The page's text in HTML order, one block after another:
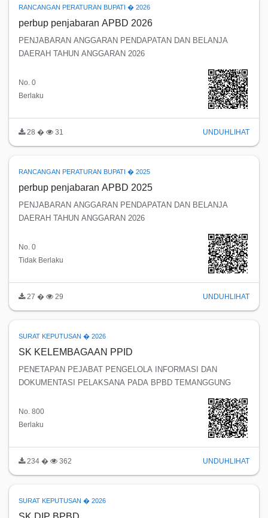
RANCANGAN PERATURAN BUPATI � 2026
perbup penjabaran APBD 2026
PENJABARAN ANGGARAN PENDAPATAN DAN BELANJA
DAERAH TAHUN ANGGARAN 2026
No. 0
Berlaku
28 � 31 UNDUHLIHAT
RANCANGAN PERATURAN BUPATI � 2025
perbup penjabaran APBD 2025
PENJABARAN ANGGARAN PENDAPATAN DAN BELANJA
DAERAH TAHUN ANGGARAN 2026
No. 0
Tidak Berlaku
27 � 29 UNDUHLIHAT
SURAT KEPUTUSAN � 2026
SK KELEMBAGAAN PPID
PENETAPAN PEJABAT PENGELOLA INFORMASI DAN
DOKUMENTASI PELAKSANA PADA BPBD TEMANGGUNG
No. 800
Berlaku
234 � 362 UNDUHLIHAT
SURAT KEPUTUSAN � 2026